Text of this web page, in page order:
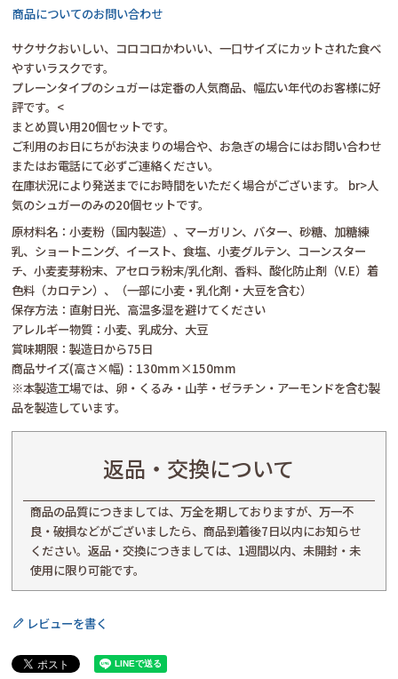
商品についてのお問い合わせ
サクサクおいしい、コロコロかわいい、一口サイズにカットされた食べ
やすいラスクです。
プレーンタイプのシュガーは定番の人気商品、幅広い年代のお客様に好
評です。<
まとめ買い用20個セットです。
ご利用のお日にちがお決まりの場合や、お急ぎの場合にはお問い合わせ
またはお電話にて必ずご連絡ください。
在庫状況により発送までにお時間をいただく場合がございます。 br>人
気のシュガーのみの20個セットです。
原材料名：小麦粉（国内製造）、マーガリン、バター、砂糖、加糖練
乳、ショートニング、イースト、食塩、小麦グルテン、コーンスター
チ、小麦麦芽粉末、アセロラ粉末/乳化剤、香料、酸化防止剤（V.E）着
色料（カロテン）、（一部に小麦・乳化剤・大豆を含む）
保存方法：直射日光、高温多湿を避けてください
アレルギー物質：小麦、乳成分、大豆
賞味期限：製造日から75日
商品サイズ(高さ×幅)：130mm×150mm
※本製造工場では、卵・くるみ・山芋・ゼラチン・アーモンドを含む製
品を製造しています。
返品・交換について
商品の品質につきましては、万全を期しておりますが、万一不
良・破損などがございましたら、商品到着後7日以内にお知らせ
ください。返品・交換につきましては、1週間以内、未開封・未
使用に限り可能です。
レビューを書く